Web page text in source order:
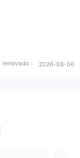
renovado： 2026-08-06